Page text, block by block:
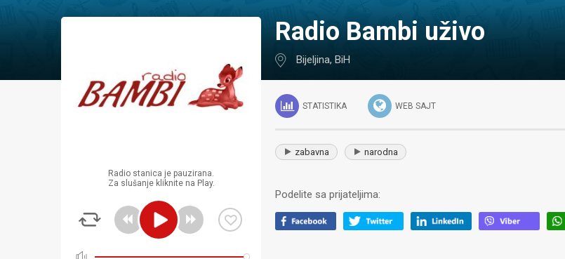
Radio stanica je pauzirana.
Za slušanje kliknite na Play.
Radio Bambi uživo
Bijeljina, BiH
STATISTIKA WEB SAJT
zabavna narodna
Podelite sa prijateljima: